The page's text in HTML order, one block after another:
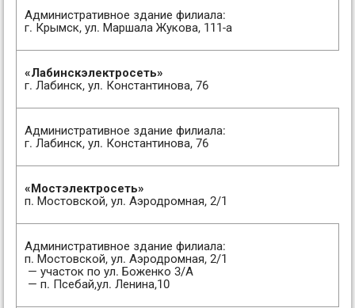
Административное здание филиала:
г. Крымск, ул. Маршала Жукова, 111-а
«Лабинскэлектросеть»
г. Лабинск, ул. Константинова, 76
Административное здание филиала:
г. Лабинск, ул. Константинова, 76
«Мостэлектросеть»
п. Мостовской, ул. Аэродромная, 2/1
Административное здание филиала:
п. Мостовской, ул. Аэродромная, 2/1
— участок по ул. Боженко 3/А
— п. Псебай,ул. Ленина,10